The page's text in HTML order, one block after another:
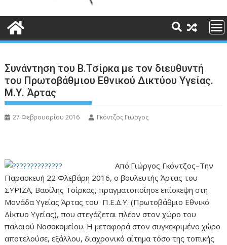
Συνάντηση του Β.Τσίρκα με τον διευθυντή
του Πρωτοβάθμιου Εθνικού Δικτύου Υγείας.
Μ.Υ. Άρτας
27 Φεβρουαρίου 2016 Γκόντζος Γιώργος
Από:Γιώργος Γκόντζος–Την
Παρασκευή 22 Φλεβάρη 2016, ο βουλευτής Άρτας του
ΣΥΡΙΖΑ, Βασίλης Τσίρκας, πραγματοποίησε επίσκεψη στη
Μονάδα Υγείας Άρτας του Π.Ε.Δ.Υ. (Πρωτοβάθμιο Εθνικό
Δίκτυο Υγείας), που στεγάζεται πλέον στον χώρο του
παλαιού Νοσοκομείου. Η μεταφορά στον συγκεκριμένο χώρο
αποτελούσε, εξάλλου, διαχρονικό αίτημα τόσο της τοπικής